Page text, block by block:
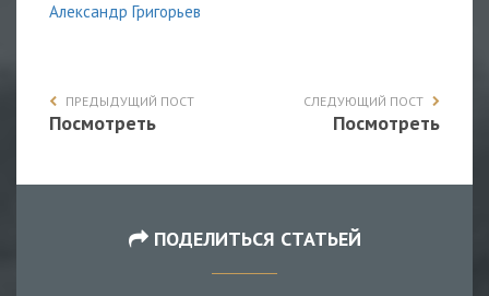
Александр Григорьев
ПРЕДЫДУЩИЙ ПОСТ
Посмотреть
СЛЕДУЮЩИЙ ПОСТ
Посмотреть
ПОДЕЛИТЬСЯ СТАТЬЕЙ